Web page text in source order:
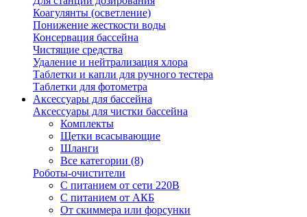
Коагулянты (осветление)
Понижение жесткости воды
Консервация бассейна
Чистящие средства
Удаление и нейтрализация хлора
Таблетки и капли для ручного тестера
Таблетки для фотометра
Аксессуары для бассейна
Аксессуары для чистки бассейна
Комплекты
Щетки всасывающие
Шланги
Все категории (8)
Роботы-очистители
С питанием от сети 220В
С питанием от АКБ
От скиммера или форсунки